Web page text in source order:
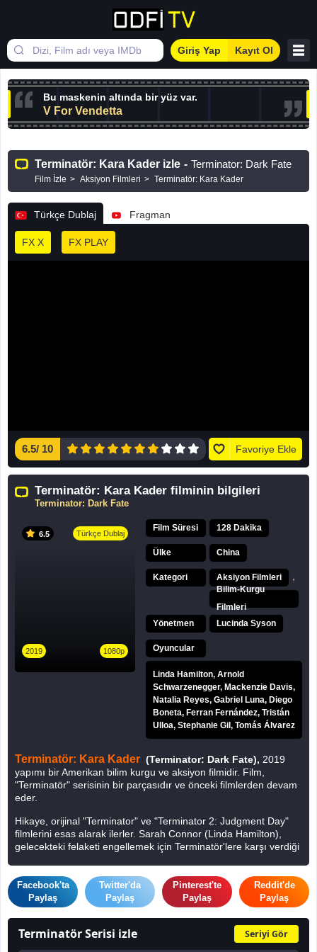
Giriş Yap Kayıt Ol
Bu maskenin altında bir yüz var.
V For Vendetta
Terminatör: Kara Kader izle - Terminator: Dark Fate
Film İzle Aksiyon Filmleri Terminatör: Kara Kader
Türkçe Dublaj Fragman
FX X FX PLAY
6.5/ 10 Favoriye Ekle
Terminatör: Kara Kader filminin bilgileri
Terminator: Dark Fate
6.5 Türkçe Dublaj
2019 1080p
Film Süresi 128 Dakika
Ülke China
Kategori Aksiyon Filmleri
Bilim-Kurgu
Filmleri
Yönetmen
Lucinda Syson
Oyuncular
Linda Hamilton, Arnold
Schwarzenegger, Mackenzie Davis,
Natalia Reyes, Gabriel Luna, Diego
Boneta, Ferran Fernández, Tristán
Ulloa, Stephanie Gil, Tomás Álvarez
Terminatör: Kara Kader (Terminator: Dark Fate), 2019
yapımı bir Amerikan bilim kurgu ve aksiyon filmidir. Film,
"Terminatör" serisinin bir parçasıdır ve önceki filmlerden devam
eder.
Hikaye, orijinal "Terminator" ve "Terminator 2: Judgment Day"
filmlerini esas alarak ilerler. Sarah Connor (Linda Hamilton),
gelecekteki felaketi engellemek için Terminatör'lere karşı verdiği
Sarah, Dani Ramos (Natalia Reyes) adında genç bir kadına ve
Grace (Mackenzie Davis) adında geleceğin bir savaşçısına
yardım eder. İnsanlığın kaderi bir kez daha tehlikededir ve bu
yeni ekip, Rev-9'a karşı savaşmak zorundadır. Aynı zamanda,
Sarah, T-800 (Arnold Schwarzenegger) adında eski bir
Facebook'ta
Paylaş
Twitter'da
Paylaş
Pinterest'te
Paylaş
Reddit'de
Paylaş
Terminatör Serisi izle Seriyi Gör